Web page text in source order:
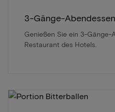
3-Gänge-
Genießen Sie ein 3-Gänge-
Restaurant des Hotels.